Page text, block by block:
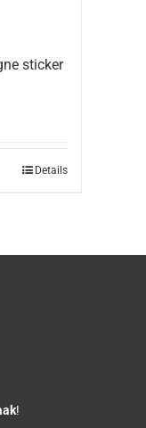
sticker
Details
!